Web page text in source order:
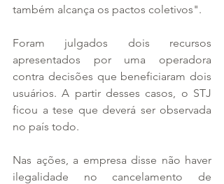
também alcança os pactos coletivos".
Foram julgados dois recursos
apresentados por uma operadora
contra decisões que beneficiaram dois
usuários. A partir desses casos, o STJ
ficou a tese que deverá ser observada
no país todo.
Nas ações, a empresa disse não haver
ilegalidade no cancelamento de